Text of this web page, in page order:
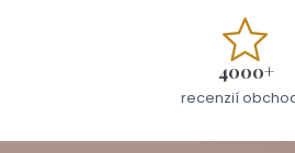
4000+
recenzií